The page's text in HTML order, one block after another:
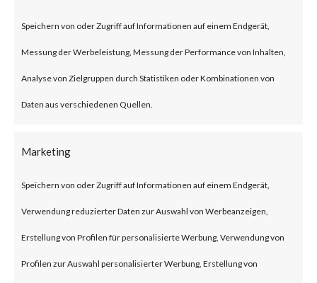
Speichern von oder Zugriff auf Informationen auf einem Endgerät,
Messung der Werbeleistung, Messung der Performance von Inhalten,
Analyse von Zielgruppen durch Statistiken oder Kombinationen von
Daten aus verschiedenen Quellen.
Marketing
Speichern von oder Zugriff auf Informationen auf einem Endgerät,
Verwendung reduzierter Daten zur Auswahl von Werbeanzeigen,
Erstellung von Profilen für personalisierte Werbung, Verwendung von
Profilen zur Auswahl personalisierter Werbung, Erstellung von
The Zyxel Networks is one of
the leading providers of
broadband networking solution
The attack is to exploit an OS
command injection vulnerability
which can lead to execute